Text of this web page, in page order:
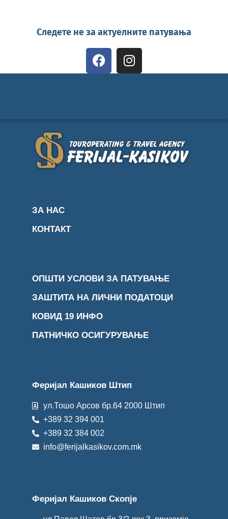
Следете не за актуелните патувања
ЗА НАС
КОНТАКТ
ОПШТИ УСЛОВИ ЗА ПАТУВАЊЕ
ЗАШТИТА НА ЛИЧНИ ПОДАТОЦИ
КОВИД 19 ИНФО
ПАТНИЧКО ОСИГУРУВАЊЕ
Феријал Кашиков Штип
ул.Тошо Арсов бр.64 2000 Штип
+389 32 394 001
+389 32 384 002
info@ferijalkasikov.com.mk
Феријал Кашиков Скопје